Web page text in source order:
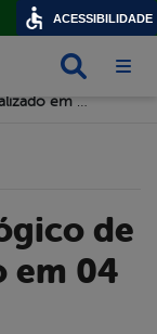
Boletim epidemiológico de Itapetim atualizado em 04 de maio de 2021
em 04
ACESSIBILIDADE